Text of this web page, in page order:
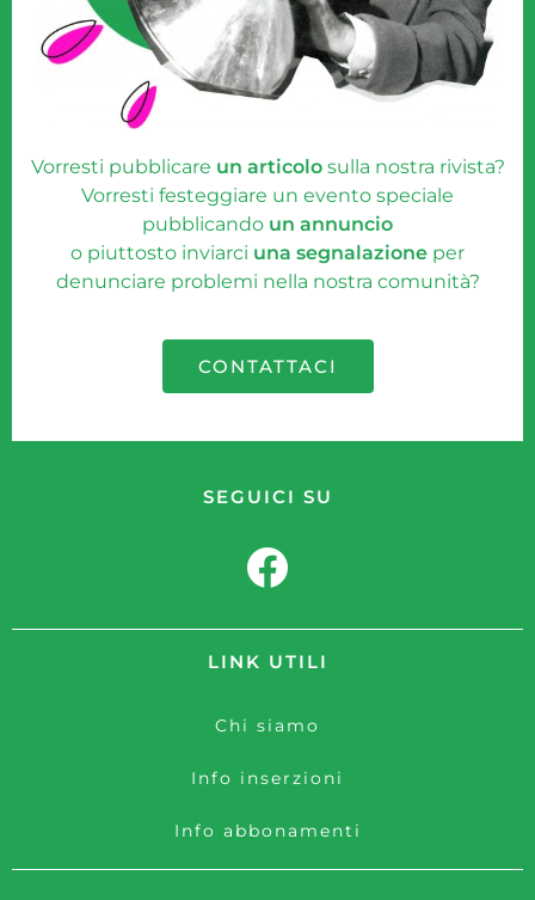
Vorresti pubblicare un articolosulla nostra rivista?
Vorresti festeggiare un evento speciale
pubblicando un annuncio
o piuttosto inviarci una segnalazione per
denunciare problemi nella nostra comunità?
CONTATTACI
LINK UTILI
Chi siamo
Info inserzioni
Info abbonamenti
SEGUICI SU